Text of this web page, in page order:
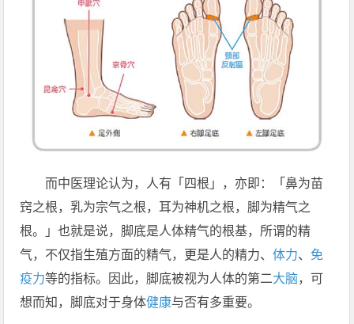
而中医理论认为，人有「四根」，亦即：「鼻为苗
窍之根，乳为宗气之根，耳为神机之根，脚为精气之
根。」也就是说，脚底是人体精气的根基，所谓的精
气，不仅指生殖方面的精气，更是人的精力、体力、 免
疫力等的指标。因此，脚底被视为人体的第二大脑，可
想而知，脚底对于身体健康与否有多重要。